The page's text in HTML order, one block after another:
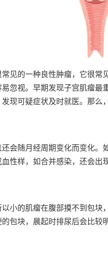
见的一种良性肿瘤，它很
忽视。早期发现子宫肌瘤最
现可疑症状及时就医。那
会随月经周期变化而变化
性样，如合并感染，还会出
小的肌瘤在腹部摸不到包
包块，晨起时排尿后会比较